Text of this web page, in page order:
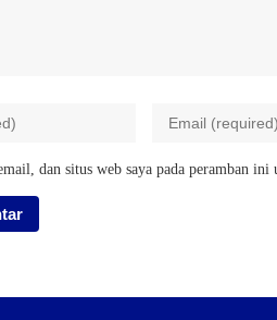
dan situs web saya pada peramban ini